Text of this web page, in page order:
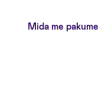
Mida me pakume